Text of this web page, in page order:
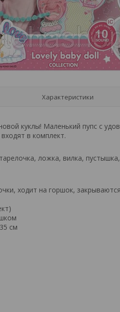
Характеристики
куклы! Маленький пупс с
в комплект.
ложка, вилка,
ходит на горшок,
см